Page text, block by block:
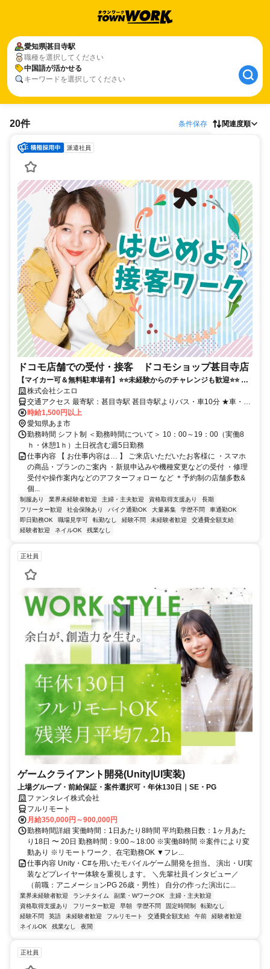
愛知県甚目寺駅
職種を選択してください
中国語が活かせる
キーワードを選択してください
20件 条件保存 関連度順
派遣社員
ドコモ店舗での受付・接客 ドコモショップ甚目寺店
【マイカー可＆無料駐車場有】⭐️⭐️未経験からのチャレンジも歓迎⭐️⭐️ 入
社祝金最大10万円！ 高時給&手厚いサポートで長く続けられます！
株式会社シエロ
交通アクセス 最寄駅：甚目寺駅 甚目寺駅よりバス・車10分 ★車・バ
イク通勤OK
時給1,500円以上
愛知県あま市
勤務時間 シフト制 ＜勤務時間について＞ 10：00～19：00（実働8
ｈ・休憩1ｈ）土日祝含む週5日勤務
仕事内容 【 お仕事内容は… 】 ご来店いただいたお客様に ・スマホ
の商品・プランのご案内 ・新規申込みや機種変更などの受付 ・修理
受付や操作案内などのアフターフォロー など ＊予約制の店舗多数&
個...
制服あり 業界未経験者歓迎 主婦・主夫歓迎 資格取得支援あり
長期
フリーター歓迎
社会保険あり バイク通勤OK 大量募集 学歴不問
車通勤OK
即日勤務OK
職場見学可 転勤なし 経験不問 未経験者歓迎
交通費全額支給
経験者歓迎
ネイルOK 残業なし
正社員
ゲームクライアント開発(Unity|UI実装)
上場グループ・前給保証・案件選択可・年休130日｜SE・PG
ファンタレイ株式会社
フルリモート
月給350,000円～900,000円
勤務時間詳細 実働時間：1日あたり8時間 平均勤務日数：1ヶ月あた
り18日 〜 20日 勤務時間：9:00～18:00 ※実働8時間 ※案件により変
動あり ※リモートワーク、在宅勤務OK ▼フレ...
仕事内容 Unity・C#を用いたモバイルゲーム開発を担当。 演出・UI実
装などプレイヤー体験を重視します。 ＼先輩社員インタビュー／
（前職：アニメーションPG 26歳・男性） 自分の作った演出に...
業界未経験者歓迎 ランチタイム 副業・WワークOK
主婦・主夫歓迎
資格取得支援あり
フリーター歓迎 早朝 学歴不問 固定時間制
転勤なし
経験不問
英語 未経験者歓迎 フルリモート 交通費全額支給 午前
経験者歓迎
ネイルOK
残業なし 夜間
正社員